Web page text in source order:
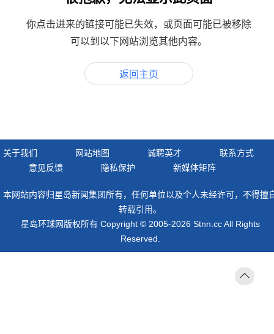
你点击进来的链接可能已失效，或页面可能已被移除
可以到以下网站浏览其他内容。
返回主页
关于我们 网站地图 诚聘英才
联系方式
意见反馈
隐私保护 新媒体矩阵
本网站内容归星岛新闻集团所有，任何单位以及个人未经许可，不得擅
转载引用。
星岛环球网版权所有 Copyright © 2005-2026 Stnn.cc All Rights
Reserved.